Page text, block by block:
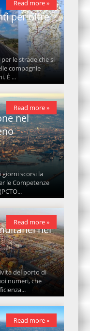
per oltre
le strade che si
compagnie
È ...
Read more »
nel
giorni scorsi la
le Competenze
Read more »
nel
del porto di
numeri, che
Read more »
Read more »